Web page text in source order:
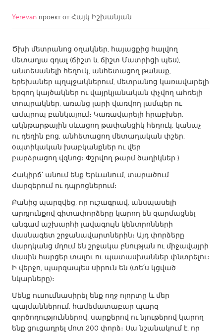
CANADA
Kitchener-Waterloo
New Glasgow
Newmarket
Ottawa
South Shore
Toronto
MALAYSIA
Kuala Lumpur
NETHERLANDS
Leiden
Rotterdam
Utrecht
QATAR
Qatar
SINGAPORE
Singapore
UNITED KINGDOM
Glasgow
Yerevan проект отՀայկ Իշխանյան
Ծխի մետրանոց օղակներ, հայացքից հալվող
մետաղյա գդալ (ճիշտ և ճիշտ Մատրիցի պես),
անտեսանելի հեղուկ, անհետացող թանաք,
երեխաներ պղպջակներում, մետրանոց կառավարելի
երգող կայծակներ ու վայրկյանական փչվող ահռելի
տոպրակներ, առանց լարի վառվող լամպեր ու
ամպրոպ բանկայում։ Կառավարելի հրաբխեր,
ակնթարթային սևացող թափանցիկ հեղուկ, կանաչ
ու դեղին բոց, անհետացող մետաղական փշեր,
օպտիկական խաբկանքներ ու վեր
բարձրացող վզնոց։ Փշրվող թարմ ծաղիկներ )
Հակիրճ՝ անում ենք Երևանում, տարածում
մարզերում ու դպրոցներում։
Բանից պարզվեց, որ ուշագրավ, անսպասելի
արդյունքով գիտափորձերը կարող են զարմացնել
անգամ աշխարհի լավագույն կենտրոնների
մասնագետ շրջանավարտներին։ Այդ փորձերը
մարդկանց մղում են շրջակա բնության ու միջավայրի
մասին հարցեր տալու ու պատասխաններ փնտրելու։
Ի վերջո, պարզապես սիրուն են (տե՛ս կցված
նկարները)։
Մենք ուսումնասիրել ենք ողջ ոլորտը և մեր
պայմաններում, համեմատաբար պարզ
գործողություններով, սարքերով ու նյութերով կարող
ենք ցուցադրել մոտ 200 փորձ։ Սա նշանակում է, որ